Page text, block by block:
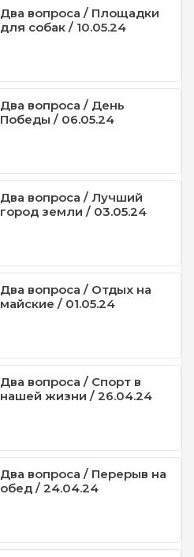
Два вопроса / Площадки
для собак / 10.05.24
Два вопроса / День
Победы / 06.05.24
Два вопроса / Лучший
город земли / 03.05.24
Два вопроса / Отдых на
майские / 01.05.24
Два вопроса / Спорт в
нашей жизни / 26.04.24
Два вопроса / Перерыв на
обед / 24.04.24